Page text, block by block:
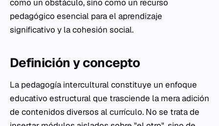
como un obstáculo, sino como un recurso
pedagógico esencial para elaprendizaje
significativo y la cohesión social.
Definición y concepto
La pedagogía intercultural constituye un enfoque
educativo estructural que trasciende la mera adición
de contenidos diversos al currículo. No se trata de